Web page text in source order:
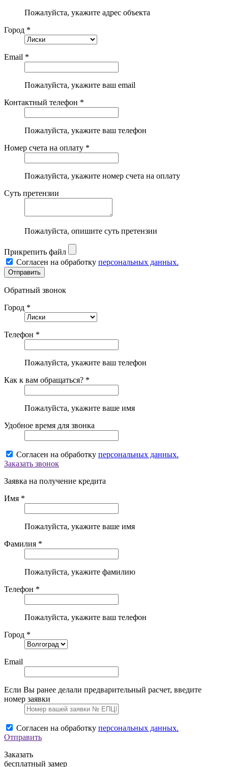
Пожалуйста, укажите адрес объекта
Город *
Email *
Пожалуйста, укажите ваш email
Контактный телефон *
Пожалуйста, укажите ваш телефон
Номер счета на оплату *
Пожалуйста, укажите номер счета на оплату
Суть претензии
Пожалуйста, опишите суть претензии
Прикрепить файл
Согласен на обработку персональных данных.
Обратный звонок
Город *
Телефон *
Пожалуйста, укажите ваш телефон
Как к вам обращаться? *
Пожалуйста, укажите ваше имя
Удобное время для звонка
Согласен на обработку персональных данных.
Заказать звонок
Заявка на получение кредита
Имя *
Пожалуйста, укажите ваше имя
Фамилия *
Пожалуйста, укажите фамилию
Телефон *
Пожалуйста, укажите ваш телефон
Город *
Email
Если Вы ранее делали предварительный расчет, введите
номер заявки
Согласен на обработку персональных данных.
Отправить
Заказать
бесплатный замер